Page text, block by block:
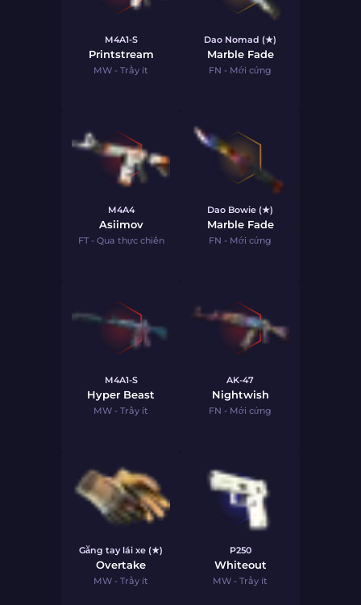
M4A1-S
Printstream
MW - Trầy ít
Dao Nomad (★)
Marble Fade
FN - Mới cứng
M4A4
Asiimov
FT - Qua thực chiến
Dao Bowie (★)
Marble Fade
FN - Mới cứng
M4A1-S
Hyper Beast
MW - Trầy ít
AK-47
Nightwish
FN - Mới cứng
Găng tay lái xe (★)
Overtake
MW - Trầy ít
P250
Whiteout
MW - Trầy ít